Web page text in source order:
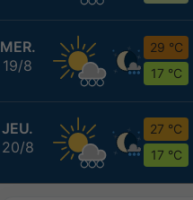
MER.
19/8
29 °C
17 °C
JEU.
20/8
27 °C
17 °C